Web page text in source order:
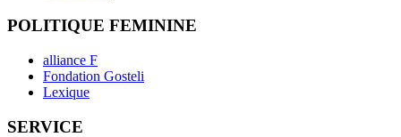
POLITIQUE FEMININE
alliance F
Fondation Gosteli
Lexique
SERVICE